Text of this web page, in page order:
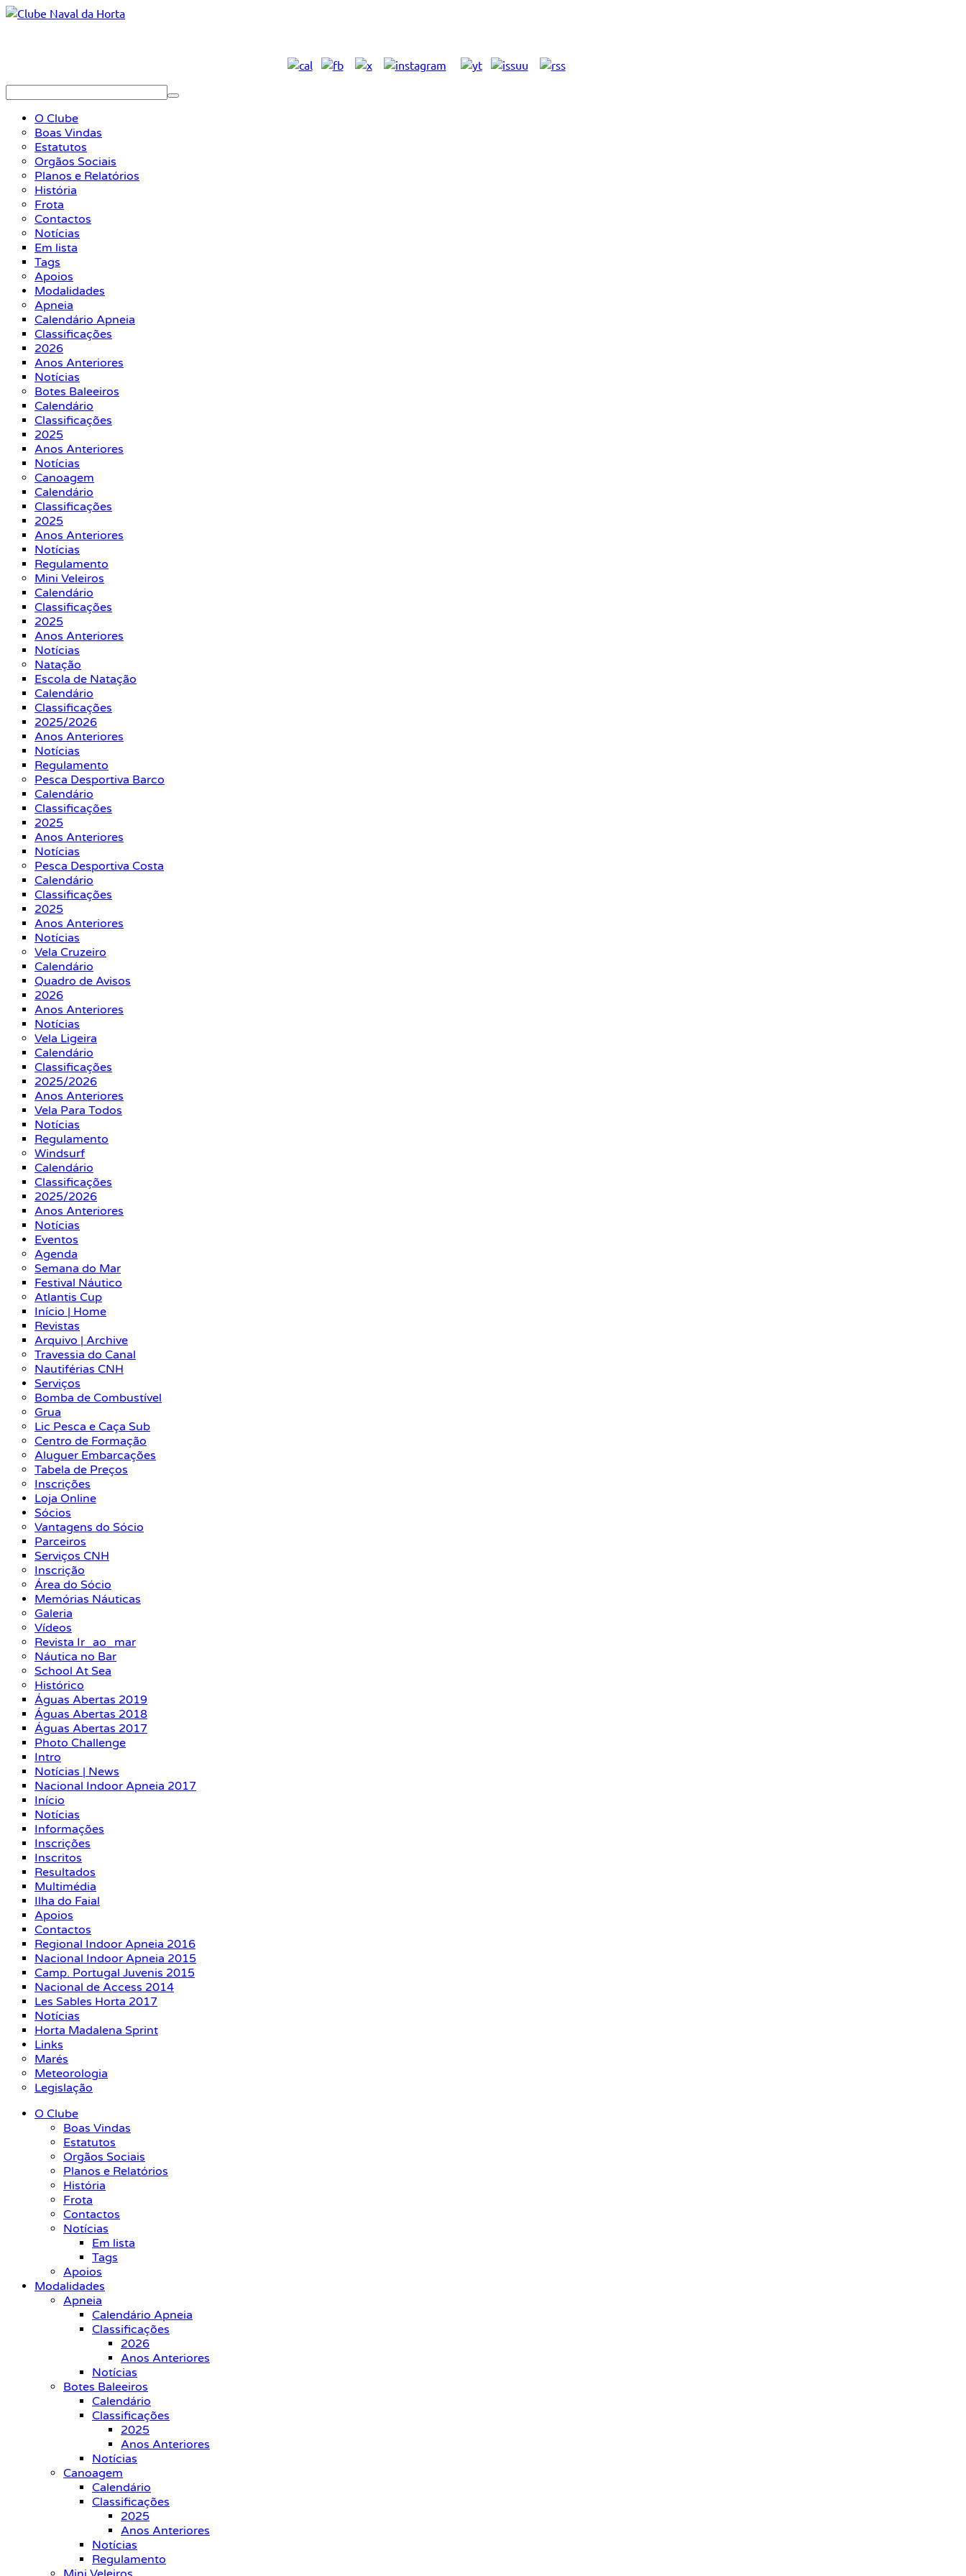
O Clube
Boas Vindas
Estatutos
Orgãos Sociais
Planos e Relatórios
História
Frota
Contactos
Notícias
Em lista
Tags
Apoios
Modalidades
Apneia
Calendário Apneia
Classificações
2026
Anos Anteriores
Notícias
Botes Baleeiros
Calendário
Classificações
2025
Anos Anteriores
Notícias
Canoagem
Calendário
Classificações
2025
Anos Anteriores
Notícias
Regulamento
Mini Veleiros
Calendário
Classificações
2025
Anos Anteriores
Notícias
Natação
Escola de Natação
Calendário
Classificações
2025/2026
Anos Anteriores
Notícias
Regulamento
Pesca Desportiva Barco
Calendário
Classificações
2025
Anos Anteriores
Notícias
Pesca Desportiva Costa
Calendário
Classificações
2025
Anos Anteriores
Notícias
Vela Cruzeiro
Calendário
Quadro de Avisos
2026
Anos Anteriores
Notícias
Vela Ligeira
Calendário
Classificações
2025/2026
Anos Anteriores
Vela Para Todos
Notícias
Regulamento
Windsurf
Calendário
Classificações
2025/2026
Anos Anteriores
Notícias
Eventos
Agenda
Semana do Mar
Festival Náutico
Atlantis Cup
Início | Home
Revistas
Arquivo | Archive
Travessia do Canal
Nautiférias CNH
Serviços
Bomba de Combustível
Grua
Lic Pesca e Caça Sub
Centro de Formação
Aluguer Embarcações
Tabela de Preços
Inscrições
Loja Online
Sócios
Vantagens do Sócio
Parceiros
Serviços CNH
Inscrição
Área do Sócio
Memórias Náuticas
Galeria
Vídeos
Revista Ir_ao_mar
Náutica no Bar
School At Sea
Histórico
Águas Abertas 2019
Águas Abertas 2018
Águas Abertas 2017
Photo Challenge
Intro
Notícias | News
Nacional Indoor Apneia 2017
Início
Notícias
Informações
Inscrições
Inscritos
Resultados
Multimédia
Ilha do Faial
Apoios
Contactos
Regional Indoor Apneia 2016
Nacional Indoor Apneia 2015
Camp. Portugal Juvenis 2015
Nacional de Access 2014
Les Sables Horta 2017
Notícias
Horta Madalena Sprint
Links
Marés
Meteorologia
Legislação
O Clube
Boas Vindas
Estatutos
Orgãos Sociais
Planos e Relatórios
História
Frota
Contactos
Notícias
Em lista
Tags
Apoios
Modalidades
Apneia
Calendário Apneia
Classificações
2026
Anos Anteriores
Notícias
Botes Baleeiros
Calendário
Classificações
2025
Anos Anteriores
Notícias
Canoagem
Calendário
Classificações
2025
Anos Anteriores
Notícias
Regulamento